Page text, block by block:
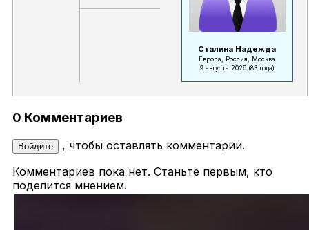
Сталина Надежда
Европа, Россия, Москва
9 августа 2026 (83 года)
0 Комментариев
Войдите
, чтобы оставлять комментарии.
Комментариев пока нет. Станьте первым, кто
поделится мнением.